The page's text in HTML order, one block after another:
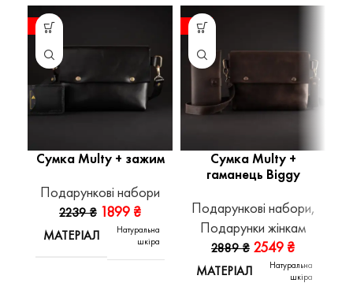
-15%
Сумка Multy + зажим
Подарункові набори
2239₴ 1899 ₴
МАТЕРІАЛ
Натуральна
шкіра
-12%
Сумка Multy +
гаманець Biggy
Подарункові набори,
Подарунки жінкам
2889₴ 2549 ₴
МАТЕРІАЛ
Натуральна
шкіра